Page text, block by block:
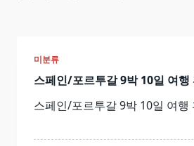
미분류
스페인/포르투갈 9박 10일 여행
스페인/포르투갈 9박 10일 여행